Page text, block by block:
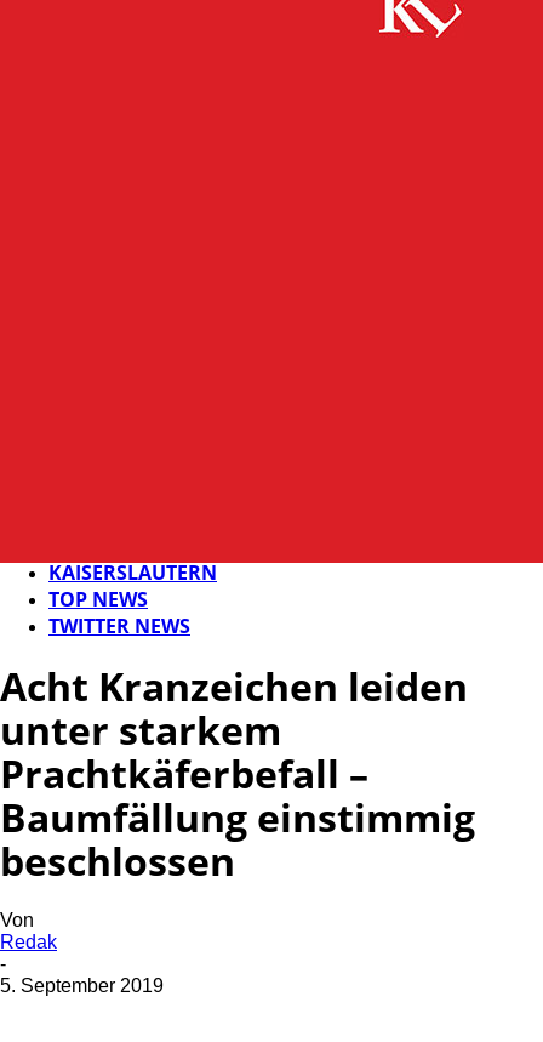
KAISERSLAUTERN
TOP NEWS
TWITTER NEWS
Acht Kranzeichen leiden
unter starkem
Prachtkäferbefall –
Baumfällung einstimmig
beschlossen
Von
Redak
-
5. September 2019